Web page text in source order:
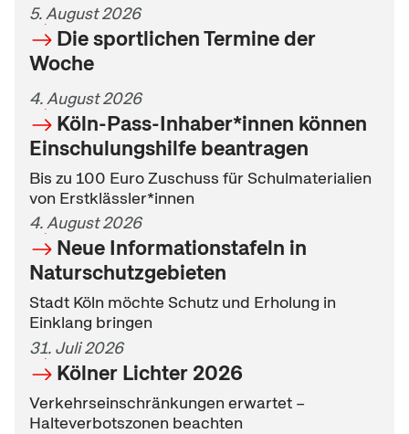
5. August 2026
Die sportlichen Termine der
Woche
4. August 2026
Köln-Pass-Inhaber*innen können
Einschulungshilfe beantragen
Bis zu 100 Euro Zuschuss für Schulmaterialien
von Erstklässler*innen
4. August 2026
Neue Informationstafeln in
Naturschutzgebieten
Stadt Köln möchte Schutz und Erholung in
Einklang bringen
31. Juli 2026
Kölner Lichter 2026
Verkehrseinschränkungen erwartet –
Halteverbotszonen beachten